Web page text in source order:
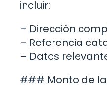
incluir:
– Dirección
– Referencia
– Datos
### Monto de